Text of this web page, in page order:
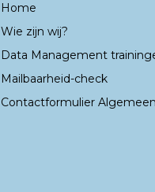
Home
Wie zijn wij?
Data Management
Mailbaarheid-check
Contactformulier Algemeen